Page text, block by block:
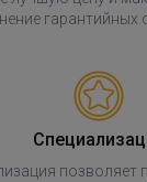
гарантийных
позволяет